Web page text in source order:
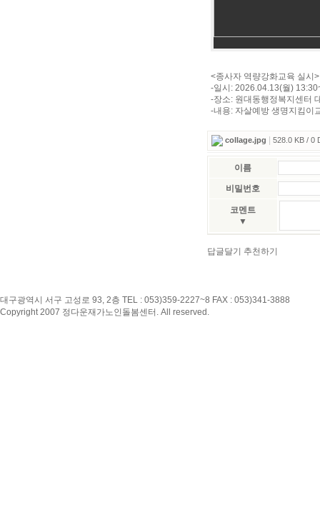
<종사자 역량강화교육 실시>
-일시: 2026.04.13(월)
-장소: 원대동행정복지센터
-내용: 자살예방 생명지킴이
collage.jpg 528.0 KB /
이름
비밀번호
코멘트
▼
답글달기 추천하기
대구광역시 서구 고성로 93, 2층 TEL : 053)359-2227~8 FAX : 053)341-3888
Copyright 2007 정다운재가노인돌봄센터. All reserved.